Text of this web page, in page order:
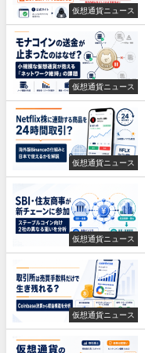
仮想通貨ニュース
仮想通貨ニュース
仮想通貨ニュース
仮想通貨ニュース
仮想通貨ニュース